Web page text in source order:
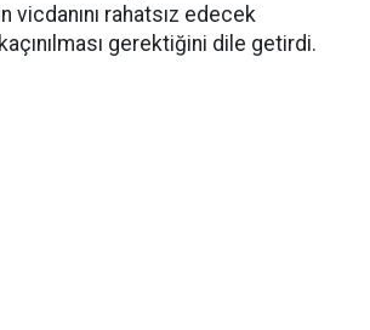
vicdanını rahatsız edecek
gerektiğini dile getirdi.